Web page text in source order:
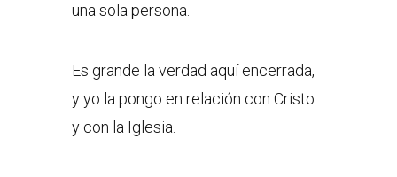
una sola persona.
Es grande la verdad aquí encerrada,
y yo la pongo en relación con Cristo
y con la Iglesia.